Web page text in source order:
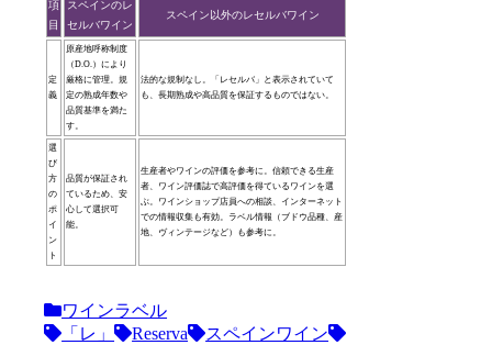
項
目
スペインのレ
セルバワイン
スペイン以外のレセルバワイン
定
義
原産地呼称制度
（D.O.）により
厳格に管理。規
定の熟成年数や
品質基準を満た
す。
法的な規制なし。「レセルバ」と表示されていて
も、長期熟成や高品質を保証するものではない。
選
び
方
の
ポ
イ
ン
ト
品質が保証され
ているため、安
心して選択可
能。
生産者やワインの評価を参考に。信頼できる生産
者、ワイン評価誌で高評価を得ているワインを選
ぶ。ワインショップ店員への相談、インターネット
での情報収集も有効。ラベル情報（ブドウ品種、産
地、ヴィンテージなど）も参考に。
ワインラベル
「レ」
Reserva
スペインワイン